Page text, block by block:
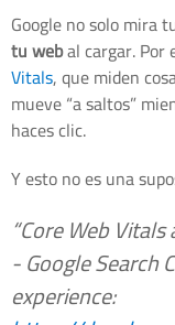
Google no solo mira
tu webal cargar. Por
Vitals, que miden
mueve “a saltos”
haces clic.
Y esto no es una
“Core Web
- Google Search
experience: